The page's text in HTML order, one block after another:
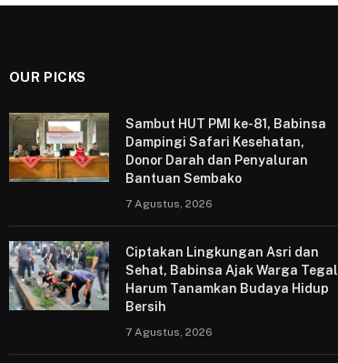
OUR PICKS
Sambut HUT PMI ke-81, Babinsa
Dampingi Safari Kesehatan,
Donor Darah dan Penyaluran
Bantuan Sembako
7 Agustus, 2026
Ciptakan Lingkungan Asri dan
Sehat, Babinsa Ajak Warga Tegal
Harum Tanamkan Budaya Hidup
Bersih
7 Agustus, 2026